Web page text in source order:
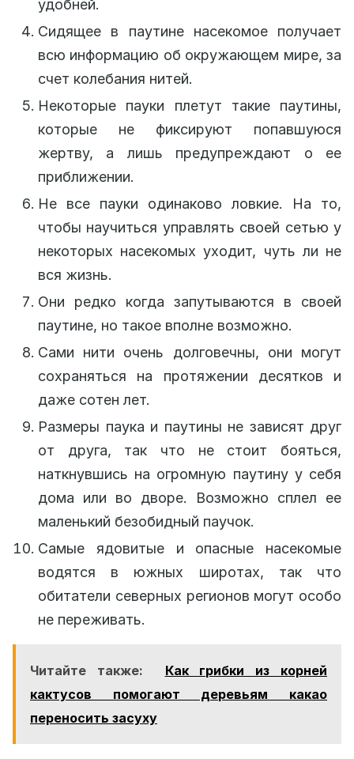
удобней.
Сидящее в паутине насекомое получает
всю информацию об окружающем мире, за
счет колебания нитей.
Некоторые пауки плетут такие паутины,
которые не фиксируют попавшуюся
жертву, а лишь предупреждают о ее
приближении.
Не все пауки одинаково ловкие. На то,
чтобы научиться управлять своей сетью у
некоторых насекомых уходит, чуть ли не
вся жизнь.
Они редко когда запутываются в своей
паутине, но такое вполне возможно.
Сами нити очень долговечны, они могут
сохраняться на протяжении десятков и
даже сотен лет.
Размеры паука и паутины не зависят друг
от друга, так что не стоит бояться,
наткнувшись на огромную паутину у себя
дома или во дворе. Возможно сплел ее
маленький безобидный паучок.
Самые ядовитые и опасные насекомые
водятся в южных широтах, так что
обитатели северных регионов могут особо
не переживать.
Читайте также:
Как грибки из корней
кактусов помогают деревьям какао
переносить засуху